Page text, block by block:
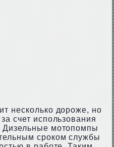
несколько дороже, но
счет использования
Дизельные мотопомпы
сроком службы